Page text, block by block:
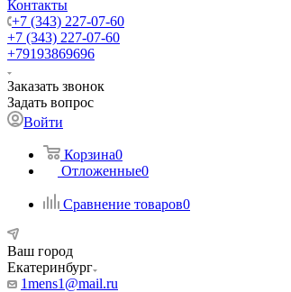
Контакты
+7 (343) 227-07-60
+7 (343) 227-07-60
+79193869696
Заказать звонок
Задать вопрос
Войти
Корзина0
Отложенные0
Сравнение товаров0
Ваш город
Екатеринбург
1mens1@mail.ru